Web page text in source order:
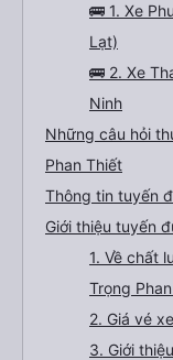
🚌 1. Xe
Lạt)
🚌 2. Xe
Ninh
Những câu hỏi
Phan Thiết
Thông tin tuyến
Giới thiệu tuyến
1. Về chất
Trọng
2. Giá vé
3. Giới